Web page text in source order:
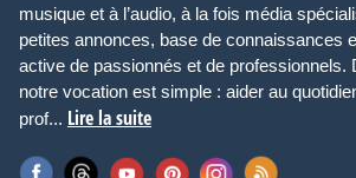
musique et à l’audio, à la fois média
petites annonces, base de connaissances
active de passionnés et de professionnels.
notre vocation est simple : aider au
prof... Lire la suite